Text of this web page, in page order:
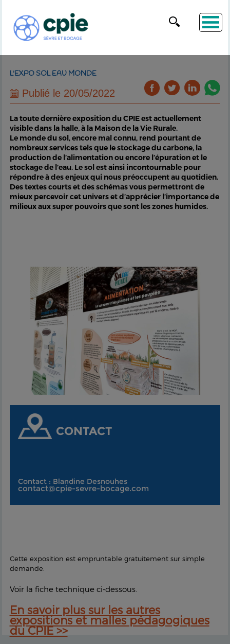
L'EXPO SOL EAU MONDE
Publié le 20/05/2022
La toute dernière exposition du CPIE est actuellement
visible dans la halle, à la Maison de la Vie Rurale.
Le monde du sol, encore mal connu, rend pourtant de
nombreux services tels que le stockage du carbone, la
production de l’alimentation ou encore l’épuration et le
stockage de l’eau. Le sol est ainsi incontournable pour
répondre à des enjeux qui nous préoccupent au quotidien.
Des textes courts et des schémas vous permettront de
mieux percevoir cet univers et d’apprécier l’importance de
milieux aux super pouvoirs que sont les zones humides.
CONTACT
Contact : Blandine Desnouhes
contact@cpie-sevre-bocage.com
Cette exposition est empruntable gratuitement sur simple
demande.
Voir la fiche technique ci-dessous.
En savoir plus sur les autres
expositions et malles pédagogiques
du CPIE >>